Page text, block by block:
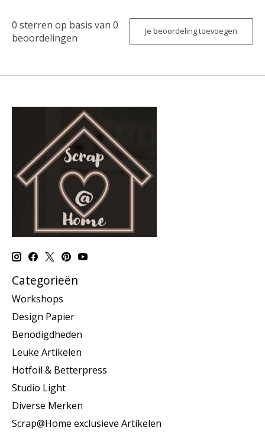
0 sterren op basis van 0
beoordelingen
Je beoordeling toevoegen
Categorieën
Workshops
Design Papier
Benodigdheden
Leuke Artikelen
Hotfoil & Betterpress
Studio Light
Diverse Merken
Scrap@Home exclusieve Artikelen